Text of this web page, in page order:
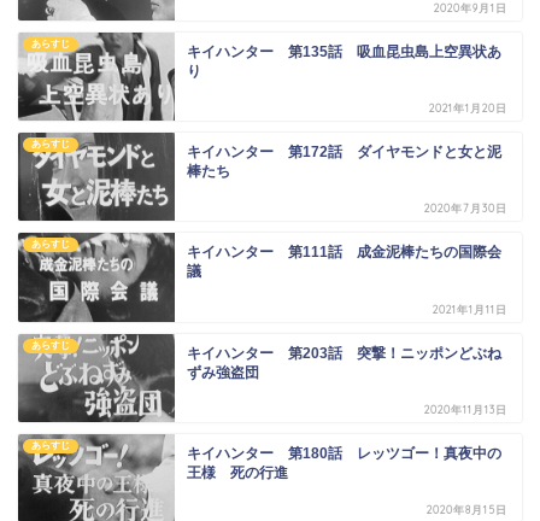
2020年9月1日
あらすじ
キイハンター 第135話 吸血昆虫島上空異状あ
り
2021年1月20日
あらすじ
キイハンター 第172話 ダイヤモンドと女と泥
棒たち
2020年7月30日
あらすじ
キイハンター 第111話 成金泥棒たちの国際会
議
2021年1月11日
あらすじ
キイハンター 第203話 突撃！ニッポンどぶね
ずみ強盗団
2020年11月13日
あらすじ
キイハンター 第180話 レッツゴー！真夜中の
王様 死の行進
2020年8月15日